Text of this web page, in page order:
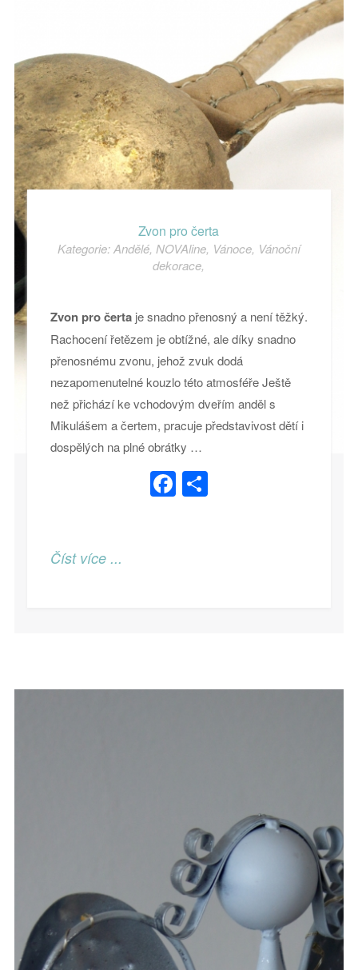
Zvon pro čerta
Kategorie:Andělé, NOVAline, Vánoce, Vánoční
dekorace,
Zvon pro čertaje snadno přenosný a není těžký.
Rachocení řetězem je obtížné, ale díky snadno
přenosnému zvonu, jehož zvuk dodá
nezapomenutelné kouzlo této atmosféře Ještě
než přichází ke vchodovým dveřím anděl s
Mikulášem a čertem, pracuje představivost dětí i
dospělých na plné obrátky …
Facebook
Share
Číst více ...